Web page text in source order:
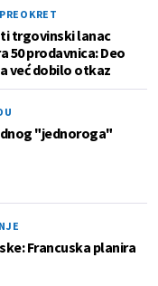
trgovinski lanac
50 prodavnica: Deo
već dobilo otkaz
"jednoroga"
Francuska planira